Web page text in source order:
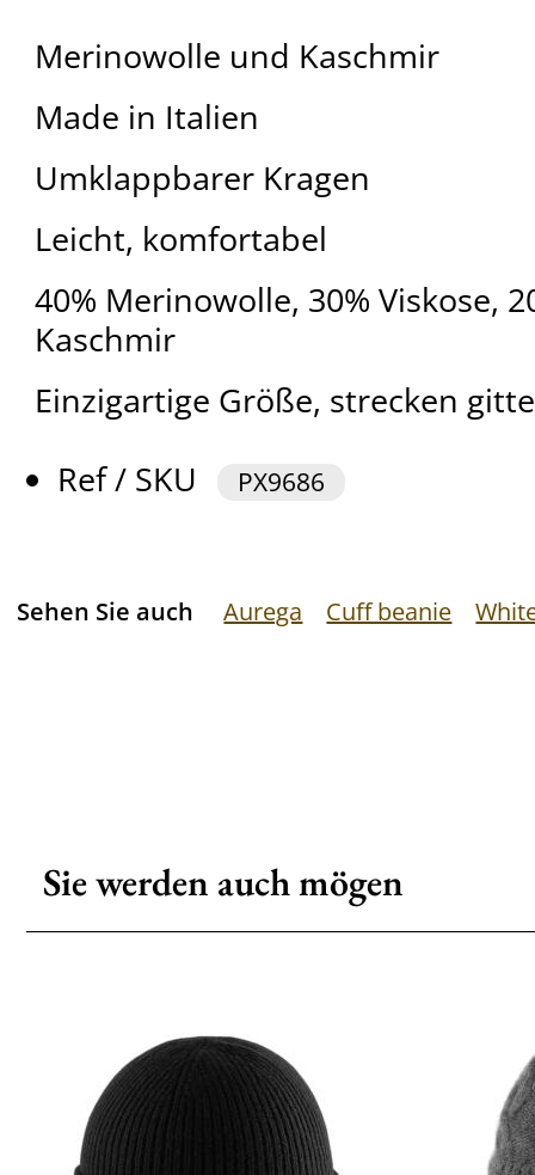
Merinowolle und Kaschmir
Made in Italien
Umklappbarer Kragen
Leicht, komfortabel
40% Merinowolle, 30% Viskose,
Kaschmir
Einzigartige Größe, strecken
Ref / SKU
PX9686
Sehen Sie auch Aurega Cuff beanie
Sie werden auch mögen